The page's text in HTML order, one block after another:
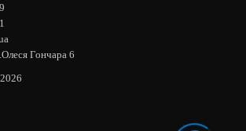
Гончара 6